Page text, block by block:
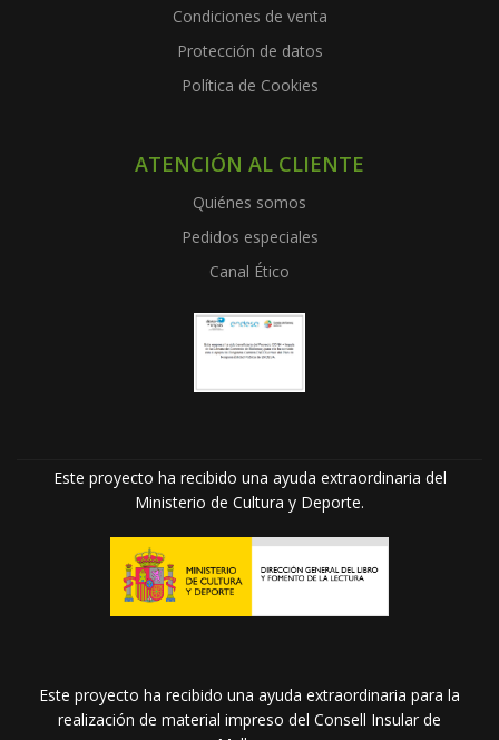
Condiciones de venta
Protección de datos
Política de Cookies
ATENCIÓN AL CLIENTE
Quiénes somos
Pedidos especiales
Canal Ético
Este proyecto ha recibido una ayuda extraordinaria del
Ministerio de Cultura y Deporte.
Este proyecto ha recibido una ayuda extraordinaria para la
realización de material impreso del Consell Insular de